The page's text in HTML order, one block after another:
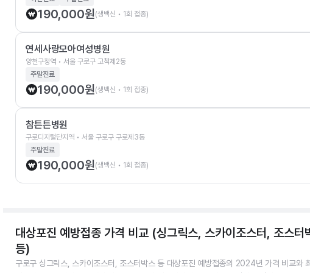
190,000원(생백신 • 1회 접종)
연세사랑모아여성병원
양천구청역 • 서울 구로구 고척제2동
주말진료
190,000원(생백신 • 1회 접종)
참튼튼병원
구로디지털단지역 • 서울 구로구 구로제3동
주말진료
190,000원(생백신 • 1회 접종)
대상포진 예방접종 가격 비교 (싱그릭스, 스카이조스터, 조스터
등)
구로구 싱그릭스, 스카이조스터, 조스터박스 등 대상포진 예방접종의 2024년 가격 비교와